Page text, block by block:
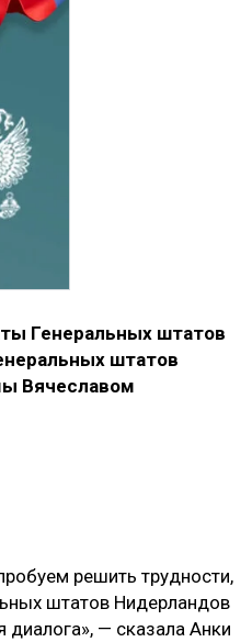
Генеральных штатов
штатов
Вячеславом
решить трудности,
штатов Нидерландов
диалога», — сказала Анки